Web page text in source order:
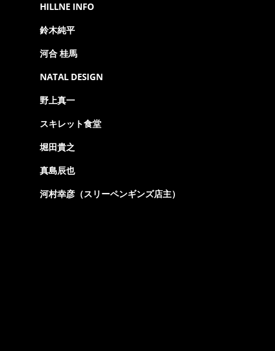
HILLNE INFO
鈴木純平
河合 桂馬
NATAL DESIGN
野上真一
スキレット食堂
堀田貴之
真島辰也
河村幸彦（スリーペンギンズ店主）